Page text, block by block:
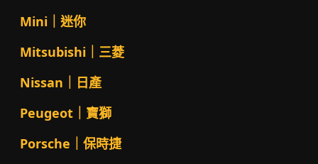
Mini｜迷你
Mitsubishi｜三菱
Nissan｜日產
Peugeot｜寶獅
Porsche｜保時捷